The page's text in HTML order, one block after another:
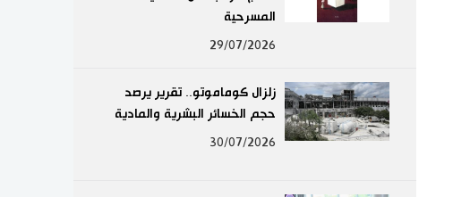
ثقافة
طوكيو
المسرحية
29/07/2026
زلزال كوماموتو.. تقرير يرصد
حجم الخسائر البشرية والمادية
30/07/2026